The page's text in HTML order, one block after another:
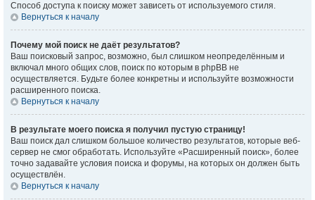
Способ доступа к поиску может зависеть от используемого стиля.
Вернуться к началу
Почему мой поиск не даёт результатов?
Ваш поисковый запрос, возможно, был слишком неопределённым и
включал много общих слов, поиск по которым в phpBB не
осуществляется. Будьте более конкретны и используйте возможности
расширенного поиска.
Вернуться к началу
В результате моего поиска я получил пустую страницу!
Ваш поиск дал слишком большое количество результатов, которые веб-
сервер не смог обработать. Используйте «Расширенный поиск», более
точно задавайте условия поиска и форумы, на которых он должен быть
осуществлён.
Вернуться к началу